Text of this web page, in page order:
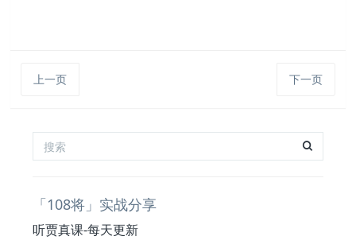
上一页 下一页
「108将」实战分享
听贾真课-每天更新